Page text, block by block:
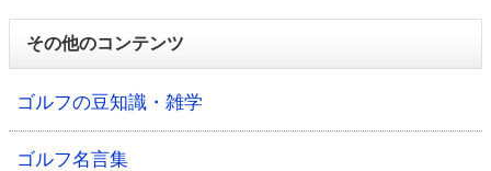
その他のコンテンツ
ゴルフの豆知識・雑学
ゴルフ名言集